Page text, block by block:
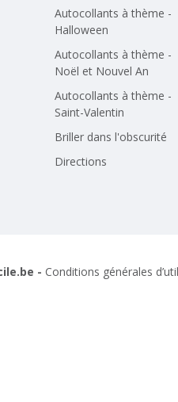
Autocollants à thème -
Halloween
Autocollants à thème -
Noël et Nouvel An
Autocollants à thème -
Saint-Valentin
Briller dans l'obscurité
Directions
- Conditions générales